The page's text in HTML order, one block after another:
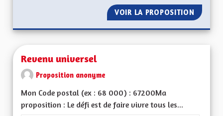
VOIR LA PROPOSITION DES
Revenu universel
Proposition anonyme
Mon Code postal (ex : 68 000) : 67200Ma
proposition : Le défi est de faire vivre tous les...